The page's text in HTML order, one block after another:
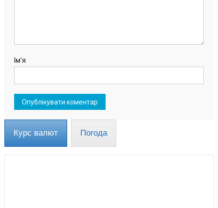
Ім'я
Курс валют Погода